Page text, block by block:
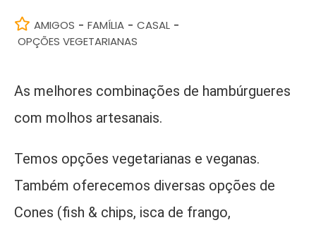
AMIGOS - FAMÍLIA - CASAL -
OPÇÕES VEGETARIANAS
As melhores combinações de hambúrgueres
com molhos artesanais.
Temos opções vegetarianas e veganas.
Também oferecemos diversas opções de
Cones (fish & chips, isca de frango,